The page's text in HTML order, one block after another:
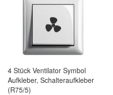
4 Stück Ventilator Symbol
Aufkleber, Schalteraufkleber
(R75/5)